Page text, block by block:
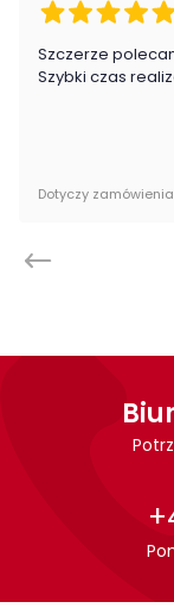
Cechy
Wysokość:
Szczerze
Szybki czas
Dotyczy